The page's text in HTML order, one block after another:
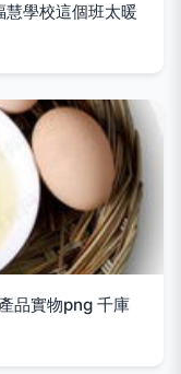
慧學校這個班太暖
品實物png 千庫